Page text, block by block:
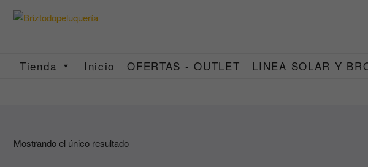
Tienda Inicio OFERTAS - OUTLET LINEA SOLAR Y
Mostrando el único resultado